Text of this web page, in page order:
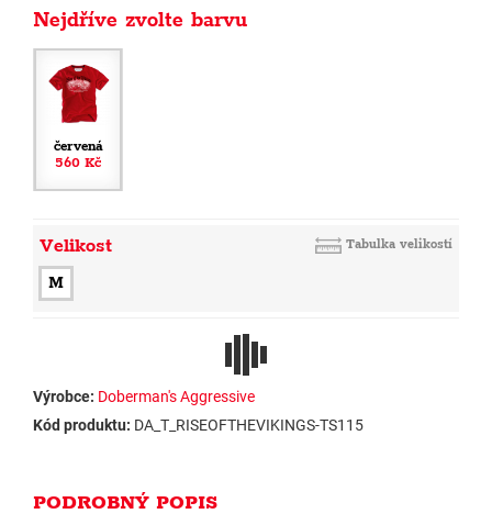
Nejdříve zvolte barvu
červená
560 Kč
Velikost Tabulka velikostí
M
Výrobce: Doberman's Aggressive
Kód produktu: DA_T_RISEOFTHEVIKINGS-TS115
PODROBNÝ POPIS